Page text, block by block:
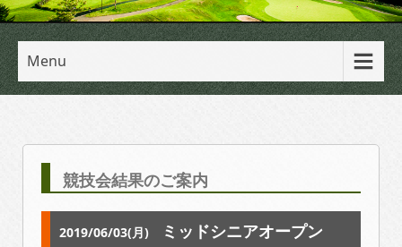
Menu
競技会結果のご案内
2019/06/03(月) ミッドシニアオープン